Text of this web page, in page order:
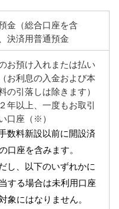
キング
ビス
ま向け）
金（総合口座を含
決済用普通預金
お預け入れまたは払い
お利息の入金および本
の引落しは除きます）
年以上、一度もお取引
口座（※）
数料新設以前に開設済
口座を含みます。
し、以下のいずれかに
する場合は未利用口座
象にはなりません。